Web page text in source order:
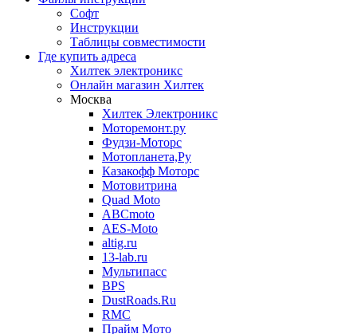
Софт
Инструкции
Таблицы совместимости
Где купить адреса
Хилтек электроникс
Онлайн магазин Хилтек
Москва
Хилтек Электроникс
Моторемонт.ру
Фудзи-Моторс
Мотопланета,Ру
Казакофф Моторс
Мотовитрина
Quad Moto
ABCmoto
AES-Moto
altig.ru
13-lab.ru
Мультипасс
BPS
DustRoads.Ru
RMC
Прайм Мото